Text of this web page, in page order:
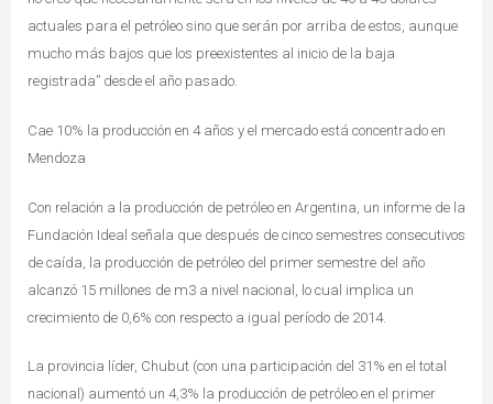
actuales para el petróleo sino que serán por arriba de estos, aunque
mucho más bajos que los preexistentes al inicio de la baja
registrada” desde el año pasado.
Cae 10% la producción en 4 años y el mercado está concentrado en
Mendoza
Con relación a la producción de petróleo en Argentina, un informe de la
Fundación Ideal señala que después de cinco semestres consecutivos
de caída, la producción de petróleo del primer semestre del año
alcanzó 15 millones de m3 a nivel nacional, lo cual implica un
crecimiento de 0,6% con respecto a igual período de 2014.
La provincia líder, Chubut (con una participación del 31% en el total
nacional) aumentó un 4,3% la producción de petróleo en el primer